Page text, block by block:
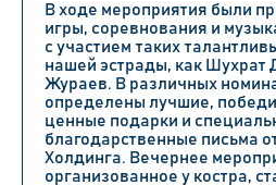
В ходе мероприятия были
игры, соревнования и
с участием таких
нашей эстрады, как Шухрат
Жураев. В различных
определены лучшие,
ценные подарки и
благодарственные письма
Холдинга. Вечернее
организованное у костра,